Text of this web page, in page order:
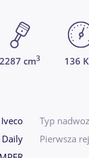
2287 cm3 136
Iveco
Daily
Typ
Pierwsza